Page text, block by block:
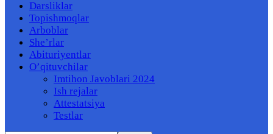
Darsliklar
Topishmoqlar
Arboblar
She’rlar
Abituriyentlar
O’qituvchilar
Imtihon Javoblari 2024
Ish rejalar
Attestatsiya
Testlar